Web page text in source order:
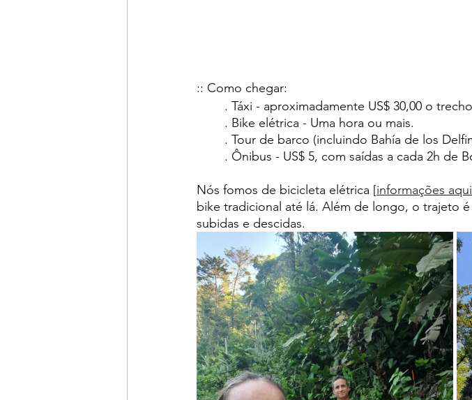
:: Como chegar:
. Táxi - aproximadamente US$ 30,00 o
	. Bike elétrica - Uma hora ou mais.
. Tour de barco (incluindo Bahía de los
. Ônibus - US$ 5, com saídas a cada 2h de
Nós fomos de bicicleta elétrica [informações aqui
bike tradicional até lá. Além de longo, o trajeto
subidas e descidas.